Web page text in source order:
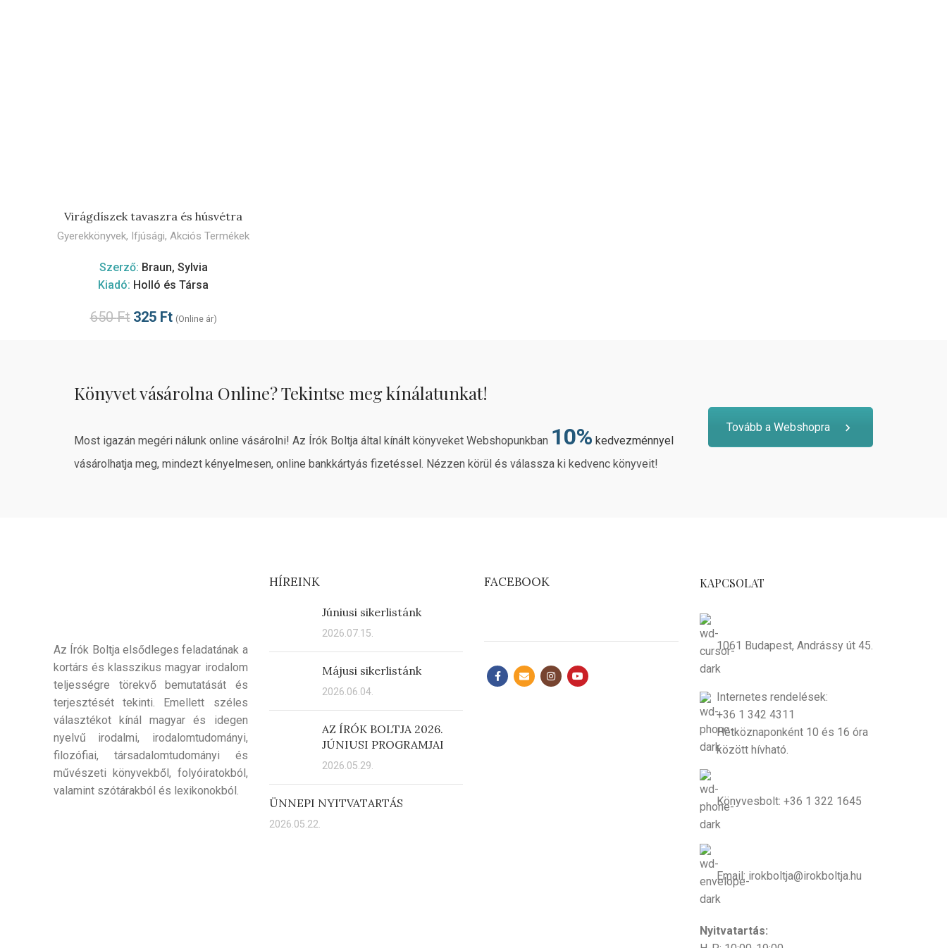
KOSÁRBA TESZEM
Virágdíszek tavaszra és húsvétra
Gyerekkönyvek, Ifjúsági, Akciós Termékek
Szerző: Braun, Sylvia
Kiadó: Holló és Társa
650Ft 325 Ft (Online ár)
Könyvet vásárolna Online? Tekintse meg kínálatunkat!
Most igazán megéri nálunk online vásárolni! Az Írók Boltja által kínált könyveket Webshopunkban 10% kedvezménnyel
vásárolhatja meg, mindezt kényelmesen, online bankkártyás fizetéssel. Nézzen körül és válassza ki kedvenc könyveit!
Tovább a Webshopra
Az Írók Boltja elsődleges feladatának a
kortárs és klasszikus magyar irodalom
teljességre törekvő bemutatását és
terjesztését tekinti. Emellett széles
választékot kínál magyar és idegen
nyelvű irodalmi, irodalomtudományi,
filozófiai, társadalomtudományi és
művészeti könyvekből, folyóiratokból,
valamint szótárakból és lexikonokból.
HÍREINK
Júniusi sikerlistánk
2026.07.15.
Májusi sikerlistánk
2026.06.04.
AZ ÍRÓK BOLTJA 2026.
JÚNIUSI PROGRAMJAI
2026.05.29.
ÜNNEPI NYITVATARTÁS
2026.05.22.
FACEBOOK KAPCSOLAT
1061 Budapest, Andrássy út 45.
Internetes rendelések:
+36 1 342 4311
Hétköznaponként 10 és 16 óra
között hívható.
Könyvesbolt: +36 1 322 1645
Email: irokboltja@irokboltja.hu
Nyitvatartás: